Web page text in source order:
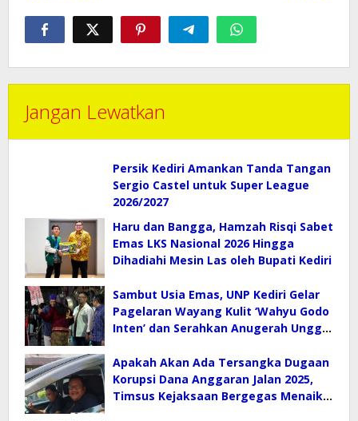
Jangan Lewatkan
Persik Kediri Amankan Tanda Tangan
Sergio Castel untuk Super League
2026/2027
Haru dan Bangga, Hamzah Risqi Sabet
Emas LKS Nasional 2026 Hingga
Dihadiahi Mesin Las oleh Bupati Kediri
Sambut Usia Emas, UNP Kediri Gelar
Pagelaran Wayang Kulit ‘Wahyu Godo
Inten’ dan Serahkan Anugerah Unggul
Apakah Akan Ada Tersangka Dugaan
Korupsi Dana Anggaran Jalan 2025,
Timsus Kejaksaan Bergegas Menaiki